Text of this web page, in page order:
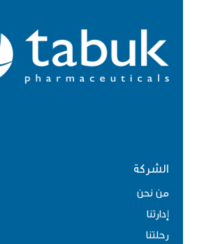
الشركة
من نحن
إدارتنا
رحلتنا